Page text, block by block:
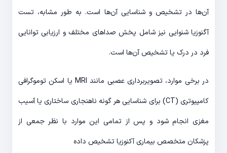
آن‌ها در تشخیص و شناسایی آن‌ها است. به طور مشابه، تست
آگنوزیا شنوایی نیز شامل پخش صداهای مختلف و ارزیابی توانایی
فرد در درک یا تشخیص آن‌ها است.
در برخی موارد، تصویربرداری عصبی مانند MRI یا اسکن توموگرافی
کامپیوتری (CT) برای شناسایی هر گونه ناهنجاری ساختاری یا آسیب
مغزی انجام شود و پس از تمامی این موارد با نظر جمعی از
پزشکان متخصص بیماری آکنوزیا تشخیص داده